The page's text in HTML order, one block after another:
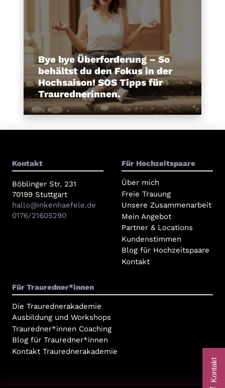
Bye bye Überforderung – So
behältst du den Fokus in der
Hochsaison! SOS Tipps für
Traurednerinnen.
Kontakt
Böblinger Str. 231
70199 Stuttgart
hallo@inkenhaefele.de
0176/21605290
Für Hochzeitspaare
Über mich
Freie Trauung
Unsere Zusammenarbeit
Mein Angebot
Partner & Locations
Kundenstimmen
Blog für Hochzeitspaare
Kontakt
Für Trauredner*innen
Die Traurednerakademie
Ausbildung und Workshops
Trauredner*innen Coaching
Blog für Trauredner*innen
Kontakt Traurednerakademie
Kontakt